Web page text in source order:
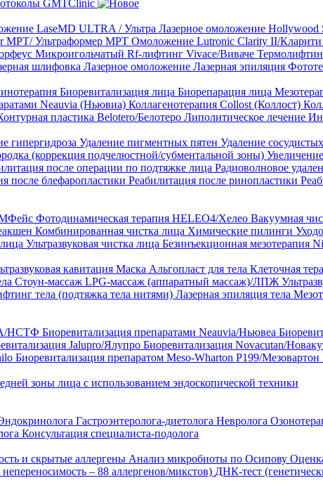
GMTClinic
LaseMD ULTRA / Ультра Лазерное омоложение Hollywood
MPT/ Ультраформер MPT Омоложение Lutronic Clarity II/Кларити
Микроигольчатый Rf-лифтинг Vivace/Виваче
шлифовка Лазерное омоложение Лазерная эпиляция
Биоревитализация лица Биорепарация лица
Neauvia (Ньювиа) Коллагенотерапия Collost (Коллост)
пластика Belotero/Белотеро Липолитическое лечение
гипергидроза Удаление пигментных пятен Удаление
(коррекция подчелюстной/субментальной зоны)
после операции по подтяжке лица Радиоволновое
после блефаропластики Реабилитация после ринопластики
Фотодинамическая терапия HELEO4/Хелео Вакуумная
Комбинированная чистка лица Химические пилинги
Ультразвуковая чистка лица Безинъекционная мезотерапия
кавитация Маска Альгопласт для тела Клеточная
Стоун-массаж LPG-массаж (аппаратный массаж)/ЛПЖ
тела (подтяжка тела нитями) Лазерная эпиляция тела
НСТФ Биоревитализация препаратами Neauvia/Ньювеа
Jalupro/Ялупро Биоревитализация Novacutan/
Биоревитализация препаратом Meso-Wharton P199/Мезовартон
зоны лица с использованием эндоскопической техники
Гастроэнтеролога-диетолога Невролога
Консультация специалиста-подолога
и скрытые аллергены Анализ микробиоты по Осипову
– 88 аллергенов/микстов) ДНК-тест